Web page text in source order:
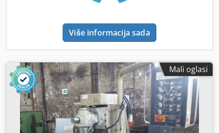
povratan za poduzetnike)
Više informacija sada
Mali oglasi